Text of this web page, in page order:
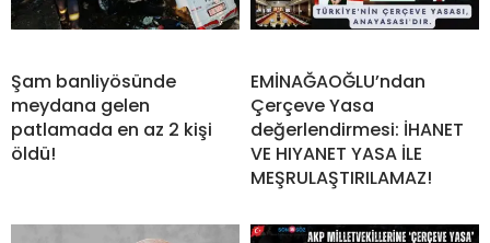
Şam banliyösünde
meydana gelen
patlamada en az 2 kişi
öldü!
EMİNAĞAOĞLU’ndan
Çerçeve Yasa
değerlendirmesi: İHANET
VE HIYANET YASA İLE
MEŞRULAŞTIRILAMAZ!